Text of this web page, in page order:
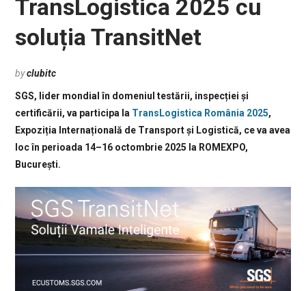
TransLogistica 2025 cu
soluția TransitNet
byclubitc
SGS, lider mondial în domeniul testării, inspecției și
certificării, va participa la TransLogistica România 2025,
Expoziția Internațională de Transport și Logistică, ce va avea
loc în perioada 14–16 octombrie 2025 la ROMEXPO,
București.